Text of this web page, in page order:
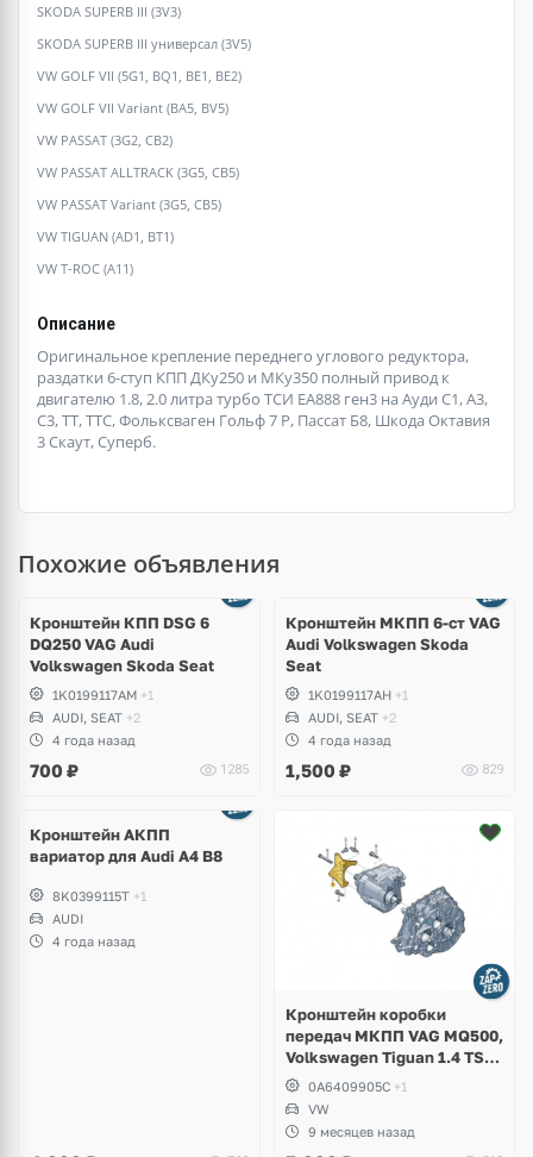
SKODA SUPERB III (3V3)
SKODA SUPERB III универсал (3V5)
VW GOLF VII (5G1, BQ1, BE1, BE2)
VW GOLF VII Variant (BA5, BV5)
VW PASSAT (3G2, CB2)
VW PASSAT ALLTRACK (3G5, CB5)
VW PASSAT Variant (3G5, CB5)
VW TIGUAN (AD1, BT1)
VW T-ROC (A11)
Описание
Оригинальное крепление переднего углового редуктора,
раздатки 6-ступ КПП ДКу250 и МКу350 полный привод к
двигателю 1.8, 2.0 литра турбо ТСИ ЕА888 ген3 на Ауди С1, А3,
С3, ТТ, ТТС, Фольксваген Гольф 7 Р, Пассат Б8, Шкода Октавия
3 Скаут, Суперб.
Похожие объявления
Кронштейн КПП DSG 6
DQ250 VAG Audi
Volkswagen Skoda Seat
1K0199117AM +1
AUDI, SEAT +2
4 года назад
700 ₽ 1285
Кронштейн МКПП 6-ст VAG
Audi Volkswagen Skoda
Seat
1K0199117AH +1
AUDI, SEAT +2
4 года назад
1,500 ₽ 829
Кронштейн АКПП
вариатор для Audi A4 B8
8K0399115T +1
AUDI
4 года назад
Кронштейн коробки
передач МКПП VAG MQ500,
Volkswagen Tiguan 1.4 TSI
CAVA0A6409905C +1
VW
9 месяцев назад